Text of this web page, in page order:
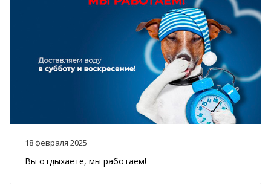
18 февраля 2025
Вы отдыхаете, мы работаем!